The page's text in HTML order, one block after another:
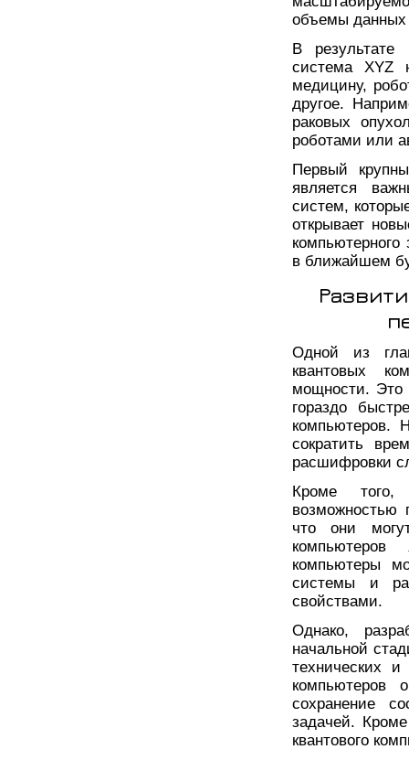
объемы данных
В результате
система XYZ
медицину,
другое.
раковых
роботами или
Первый
является
систем,
открывает
в ближайшем
Одной из
квантовых
мощности. Это
гораздо
компьютеров.
сократить
расшифровки
Кроме того,
возможностью
что они
компьютеров
компьютеры
системы и
свойствами.
Однако,
начальной
технических
компьютеров
сохранение
задачей.
квантового